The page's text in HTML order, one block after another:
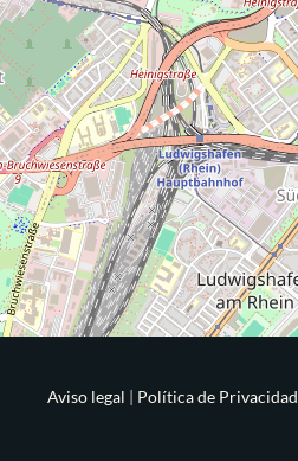
Aviso legal | Política de Privacidad